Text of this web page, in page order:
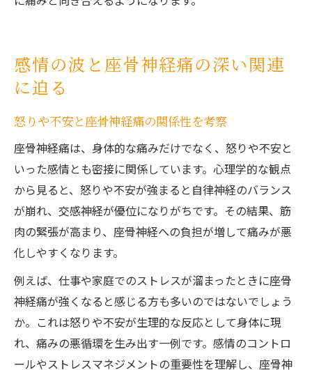
感情の波と座骨神経痛の深い関連
に迫る
怒りや不安と座骨神経痛の関係性を考察
座骨神経痛は、身体的な痛みだけでなく、怒りや不安と
いった感情とも密接に関係しています。心理学的な観点
から見ると、怒りや不安が強まると自律神経のバランス
が崩れ、交感神経が優位になりがちです。その結果、筋
肉の緊張が高まり、座骨神経への負担が増して痛みが悪
化しやすくなります。
例えば、仕事や家庭でのストレスが溜まったときに座骨
神経痛が強くなると感じる方も多いのではないでしょう
か。これは怒りや不安が生理的な反応として身体に現
れ、痛みの悪循環を生み出す一例です。感情のコントロ
ールやストレスマネジメントの重要性を理解し、座骨神